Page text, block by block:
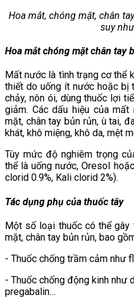
Hoa mắt, chóng mặt, chân
suy
Hoa mắt chóng mặt chân tay
Mất nước là tình trạng cơ thể
thiết do uống ít nước hoặc bị
chảy, nôn ói, dùng thuốc lợi
giảm. Các dấu hiệu của
mặt, chân tay bủn rủn, ù tai,
khát, khô miệng, khô da, mệt
Tùy mức độ nghiêm trọng
thể là uống nước, Oresol
clorid 0.9%, Kali clorid 2%).
Tác dụng phụ của thuốc tây
Một số loại thuốc có thể gây
mặt, chân tay bủn rủn, bao
- Thuốc chống trầm cảm như
- Thuốc chống động kinh như
pregabalin…